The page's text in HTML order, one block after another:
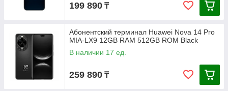
199 890 ₸
Абонентский терминал Huawei Nova 14 Pro
MIA-LX9 12GB RAM 512GB ROM Black
В наличии 17 ед.
259 890 ₸